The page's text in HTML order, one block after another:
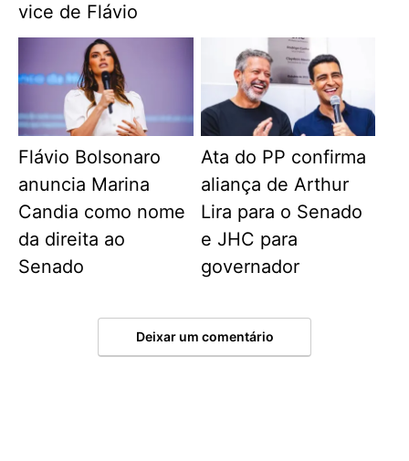
vice de Flávio
Flávio Bolsonaro
anuncia Marina
Candia como nome
da direita ao
Senado
Ata do PP confirma
aliança de Arthur
Lira para o Senado
e JHC para
governador
Deixar um comentário